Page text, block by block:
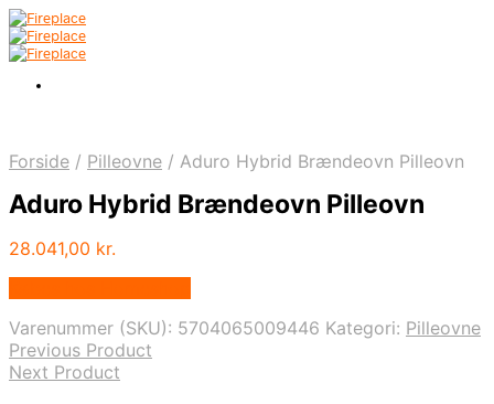
Forside / Pilleovne / Aduro Hybrid Brændeovn Pilleovn
Aduro Hybrid Brændeovn Pilleovn
28.041,00 kr.
Varenummer (SKU): 5704065009446 Kategori: Pilleovne
Previous Product
Next Product